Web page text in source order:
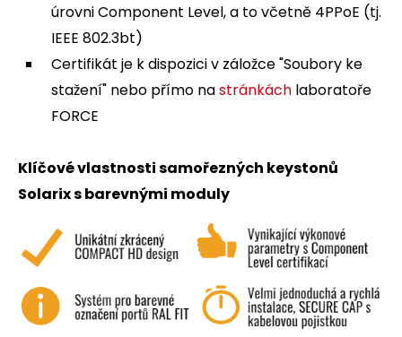
úrovni Component Level, a to včetně 4PPoE (tj.
IEEE 802.3bt)
Certifikát je k dispozici v záložce "Soubory ke
stažení" nebo přímo nastránkách laboratoře
FORCE
Klíčové vlastnosti samořezných keystonů
Solarix s barevnými moduly